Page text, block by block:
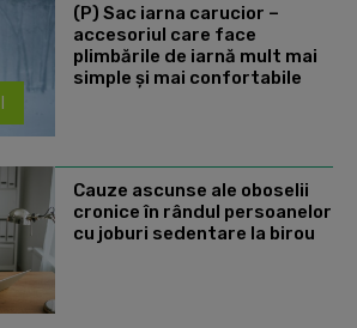
(P) Sac iarna carucior –
accesoriul care face
plimbările de iarnă mult mai
simple și mai confortabile
Cauze ascunse ale oboselii
cronice în rândul persoanelor
cu joburi sedentare la birou